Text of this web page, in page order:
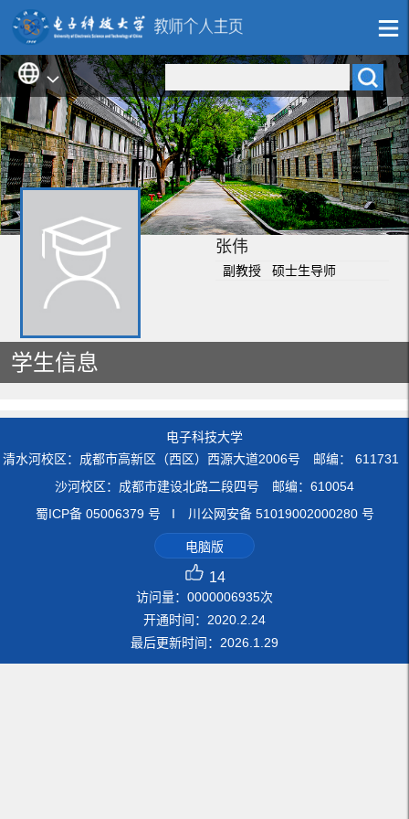
张伟
副教授 硕士生导师
学生信息
电子科技大学
清水河校区：成都市高新区（西区）西源大道2006号 邮编： 611731
沙河校区：成都市建设北路二段四号 邮编：610054
蜀ICP备 05006379 号 I 川公网安备 51019002000280 号
电脑版
14
访问量： 0000006935次
开通时间： 2020 2 24
最后更新时间： 2026 1 29